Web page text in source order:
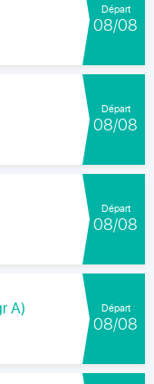
Départ
08/08
Départ
08/08
Départ
08/08
A) Départ
08/08